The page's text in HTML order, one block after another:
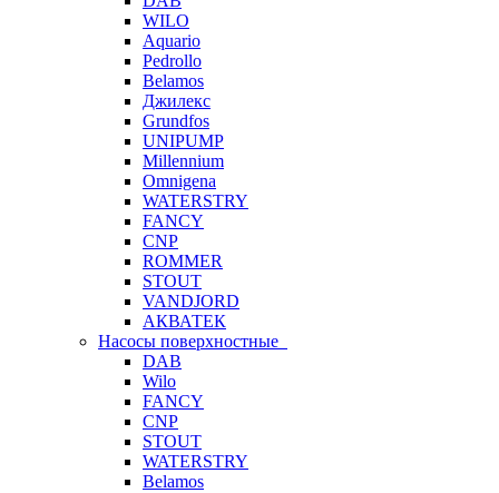
WILO
Aquario
Pedrollo
Belamos
Джилекс
Grundfos
UNIPUMP
Millennium
Omnigena
WATERSTRY
FANCY
CNP
ROMMER
STOUT
VANDJORD
АКВАТЕК
Насосы поверхностные
DAB
Wilo
FANCY
CNP
STOUT
WATERSTRY
Belamos